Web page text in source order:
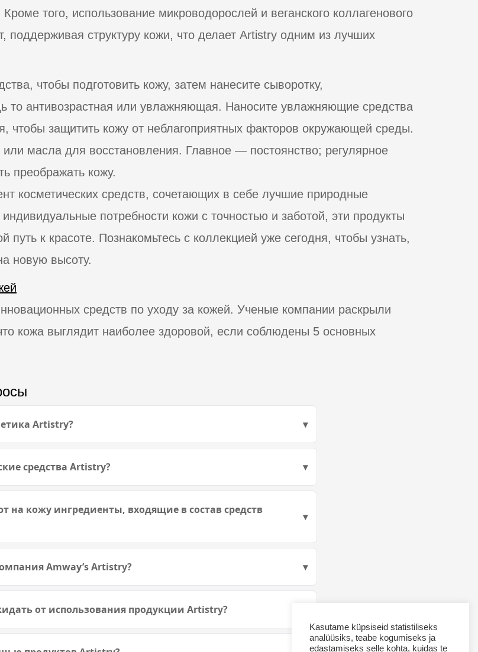
того, использование микроводорослей и веганского коллагенового
структуру кожи, что делает Artistry одним из лучших
чтобы подготовить кожу, затем нанесите сыворотку,
антивозрастная или увлажняющая. Наносите увлажняющие средства
чтобы защитить кожу от неблагоприятных факторов окружающей среды.
масла для восстановления. Главное — постоянство; регулярное
преображать кожу.
косметических средств, сочетающих в себе лучшие природные
потребности кожи с точностью и заботой, эти продукты
к красоте. Познакомьтесь с коллекцией уже сегодня, чтобы узнать,
новую высоту.
средств по уходу за кожей. Ученые компании раскрыли
кожа выглядит наиболее здоровой, если соблюдены 5 основных
Artistry?
средства Artistry?
на кожу ингредиенты, входящие в состав средств
Amway’s Artistry?
от использования продукции Artistry?
Kasutame küpsiseid statistiliseks
analüüsiks, teabe kogumiseks ja
edastamiseks selle kohta, kuidas te